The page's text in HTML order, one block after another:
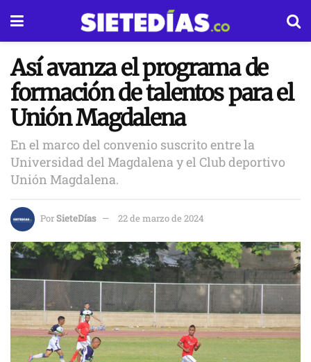
Así avanza el programa de
formación de talentos para el
Unión Magdalena
En el marco del convenio suscrito entre la
Universidad del Magdalena y el Club deportivo
Unión Magdalena.
PorSieteDías 22 de marzo de 2024